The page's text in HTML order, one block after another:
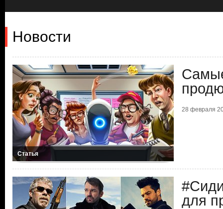
Новости
Статья
28 февраля
для